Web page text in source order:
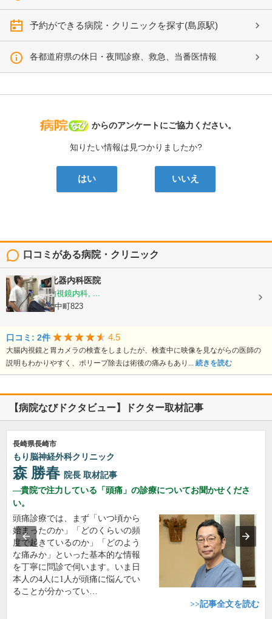
予約ができる病院・クリニックを探す(島原駅)
各都道府県の休日・夜間診療、救急、当番医情報
病院なび
からのアンケートにご協力ください。
知りたい情報は見つかりましたか?
はい いいえ
口コミがある病院・クリニック
土井外科消化器内科医院
内科, 外科, 内視鏡内科, ...
長崎県島原市中町823
口コミ: 2件 4.5
大腸内視鏡と胃カメラの検査をしましたが、検査中に映像を見ながらの医師の
説明もわかりやすく、ポリープ除去は術後の痛みもあり... 続きを読む
【病院なびドクタビュー】ドクター取材記事
長崎県長崎市
もり脳神経外科クリニック
森 勝春 院長 取材記事
貴院で注力している「頭痛」の診療についてお聞かせくださ
い。
頭痛診療では、まず「いつ頃から
始まったのか」「どのくらいの頻
度で起きているのか」「どのよう
な痛みか」といった基本的な情報
を丁寧に問診で伺います。いま日
本人の4人に1人が頭痛に悩んでい
ることが分かってい…
>>記事全文を読む